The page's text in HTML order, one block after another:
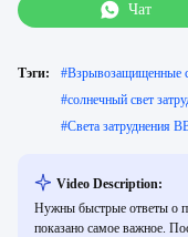
Чат
Тэги: #Взрывозащищенные
#солнечный свет
#Света затруднения
Video Description:
Нужны быстрые ответы о
показано самое важное.